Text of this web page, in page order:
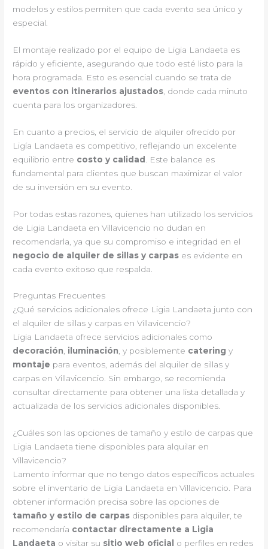
modelos y estilos permiten que cada evento sea único y
especial.
El montaje realizado por el equipo de Ligia Landaeta es
rápido y eficiente, asegurando que todo esté listo para la
hora programada. Esto es esencial cuando se trata de
eventos con itinerarios ajustados , donde cada minuto
cuenta para los organizadores.
En cuanto a precios, el servicio de alquiler ofrecido por
Ligía Landaeta es competitivo, reflejando un excelente
equilibrio entre costo y calidad
. Este balance es
fundamental para clientes que buscan maximizar el valor
de su inversión en su evento.
Por todas estas razones, quienes han utilizado los servicios
de Ligia Landaeta en Villavicencio no dudan en
recomendarla, ya que su compromiso e integridad en el
negocio de alquiler de sillas y carpas es evidente en
cada evento exitoso que respalda.
Preguntas Frecuentes
¿Qué servicios adicionales ofrece Ligia Landaeta junto con
el alquiler de sillas y carpas en Villavicencio?
Ligia Landaeta ofrece servicios adicionales como
decoración, iluminación, y posiblemente catering y
montaje para eventos, además del alquiler de sillas y
carpas en Villavicencio. Sin embargo, se recomienda
consultar directamente para obtener una lista detallada y
actualizada de los servicios adicionales disponibles.
¿Cuáles son las opciones de tamaño y estilo de carpas que
Ligia Landaeta tiene disponibles para alquilar en
Villavicencio?
Lamento informar que no tengo datos específicos actuales
sobre el inventario de Ligia Landaeta en Villavicencio. Para
obtener información precisa sobre las opciones de
tamaño y estilo de carpas disponibles para alquiler, te
recomendaría contactar directamente a Ligia
Landaeta o visitar su sitio web oficial
o perfiles en redes